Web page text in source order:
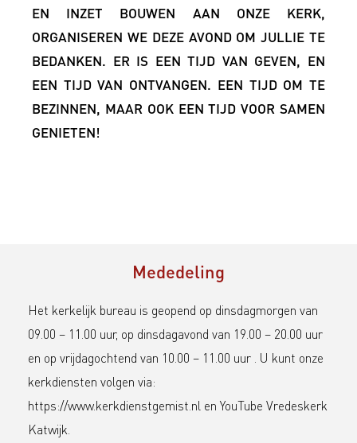
EN INZET BOUWEN AAN ONZE KERK,
ORGANISEREN WE DEZE AVOND OM JULLIE TE
BEDANKEN. ER IS EEN TIJD VAN GEVEN, EN
EEN TIJD VAN ONTVANGEN. EEN TIJD OM TE
BEZINNEN, MAAR OOK EEN TIJD VOOR SAMEN
GENIETEN!
Mededeling
Het kerkelijk bureau is geopend op dinsdagmorgen van
09.00 – 11.00 uur, op dinsdagavond van 19.00 – 20.00 uur
en op vrijdagochtend van 10.00 – 11.00 uur . U kunt onze
kerkdiensten volgen via:
https://www.kerkdienstgemist.nl en YouTube Vredeskerk
Katwijk.